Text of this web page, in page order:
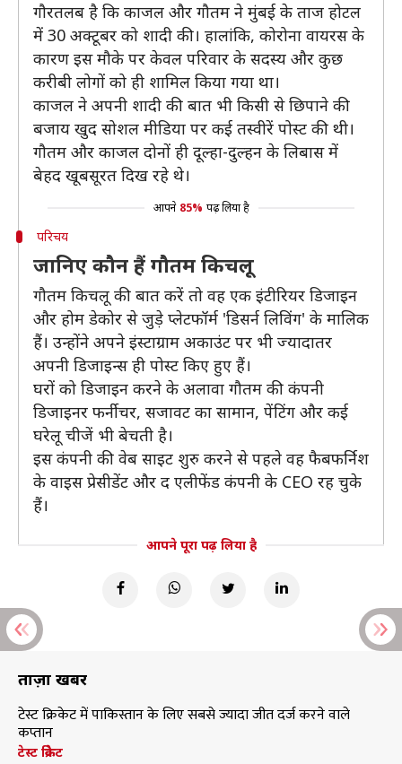
गौरतलब है कि काजल और गौतम ने मुंबई के ताज होटल
में 30 अक्टूबर को शादी की। हालांकि, कोरोना वायरस के
कारण इस मौके पर केवल परिवार के सदस्य और कुछ
करीबी लोगों को ही शामिल किया गया था।
काजल ने अपनी शादी की बात भी किसी से छिपाने की
बजाय खुद सोशल मीडिया पर कई तस्वीरें पोस्ट की थी।
गौतम और काजल दोनों ही दूल्हा-दुल्हन के लिबास में
बेहद खूबसूरत दिख रहे थे।
आपने 85% पढ़ लिया है
परिचय
जानिए कौन हैं गौतम किचलू
गौतम किचलू की बात करें तो वह एक इंटीरियर डिजाइन
और होम डेकोर से जुड़े प्लेटफॉर्म 'डिसर्न लिविंग' के मालिक
हैं। उन्होंने अपने इंस्टाग्राम अकाउंट पर भी ज्यादातर
अपनी डिजाइन्स ही पोस्ट किए हुए हैं।
घरों को डिजाइन करने के अलावा गौतम की कंपनी
डिजाइनर फर्नीचर, सजावट का सामान, पेंटिंग और कई
घरेलू चीजें भी बेचती है।
इस कंपनी की वेब साइट शुरु करने से पहले वह फैबफर्निश
के वाइस प्रेसीडेंट और द एलीफेंड कंपनी के CEO रह चुके
हैं।
आपने पूरा पढ़ लिया है
ताज़ा खबरें
टेस्ट क्रिकेट में पाकिस्तान के लिए सबसे ज्यादा जीत दर्ज करने वाले
कप्तान
टेस्ट क्रिकेट